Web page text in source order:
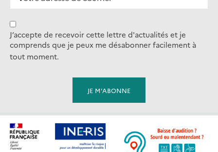
J’accepte de recevoir cette lettre d'actualités et je
comprends que je peux me désabonner facilement à
tout moment.